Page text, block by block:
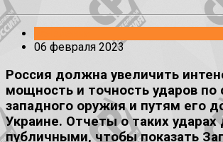
06 февраля 2023
Россия должна увеличить
мощность и точность ударов по
западного оружия и путям его
Украине. Отчеты о таких
публичными, чтобы показать